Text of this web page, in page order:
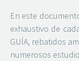
En este
exhaustivo de
GUÍA, rebatidos
numerosos